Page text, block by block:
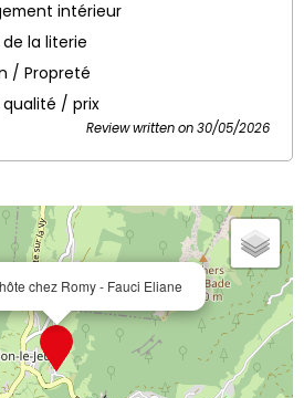
intérieur
la literie
/ Propreté
qualité / prix
Review written on 30/05/2026
chez Romy - Fauci Eliane